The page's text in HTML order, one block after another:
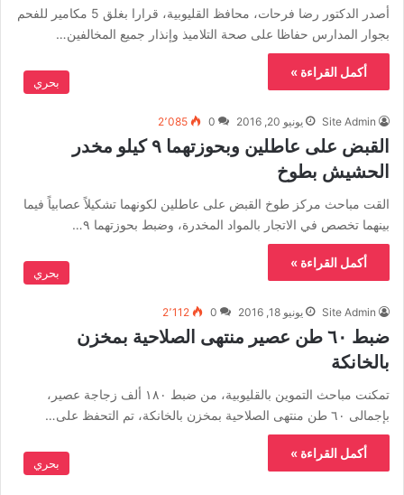
أصدر الدكتور رضا فرحات، محافظ القليوبية، قرارا بغلق 5 مكامير للفحم
بجوار المدارس حفاظا على صحة التلاميذ وإنذار جميع المخالفين…
أكمل القراءة »
بحري
Site Admin يونيو 20, 2016 0 2٬085
القبض على عاطلين وبحوزتهما ٩ كيلو مخدر
الحشيش بطوخ
القت مباحث مركز طوخ القبض على عاطلين لكونهما تشكيلاً عصابياً فيما
بينهما تخصص في الاتجار بالمواد المخدرة، وضبط بحوزتهما ٩…
أكمل القراءة »
بحري
Site Admin يونيو 18, 2016 0 2٬112
ضبط ٦٠ طن عصير منتهى الصلاحية بمخزن
بالخانكة
تمكنت مباحث التموين بالقليوبية، من ضبط ١٨٠ ألف زجاجة عصير،
بإجمالى ٦٠ طن منتهى الصلاحية بمخزن بالخانكة، تم التحفظ على…
أكمل القراءة »
بحري